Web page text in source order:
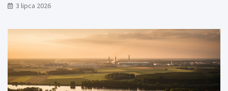
3 lipca 2026